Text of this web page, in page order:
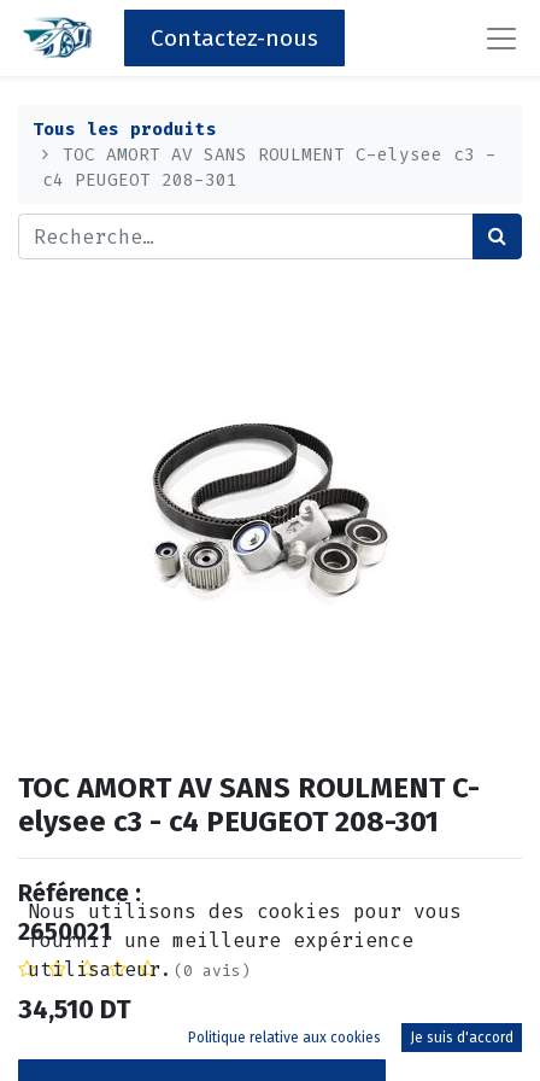
Contactez-nous
Tous les produits
TOC AMORT AV SANS ROULMENT C-elysee c3 -
c4 PEUGEOT 208-301
TOC AMORT AV SANS ROULMENT C-
elysee c3 - c4 PEUGEOT 208-301
Référence :
2650021
(0 avis)
34,510 DT
Nous utilisons des cookies pour vous
fournir une meilleure expérience
utilisateur.
Politique relative aux cookies Je suis d'accord